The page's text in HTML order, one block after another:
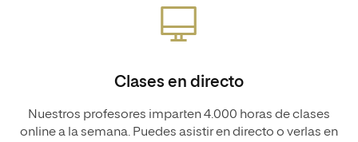
Clases en directo
Nuestros profesores imparten 4.000 horas de clases
online a la semana. Puedes asistir en directo o verlas en